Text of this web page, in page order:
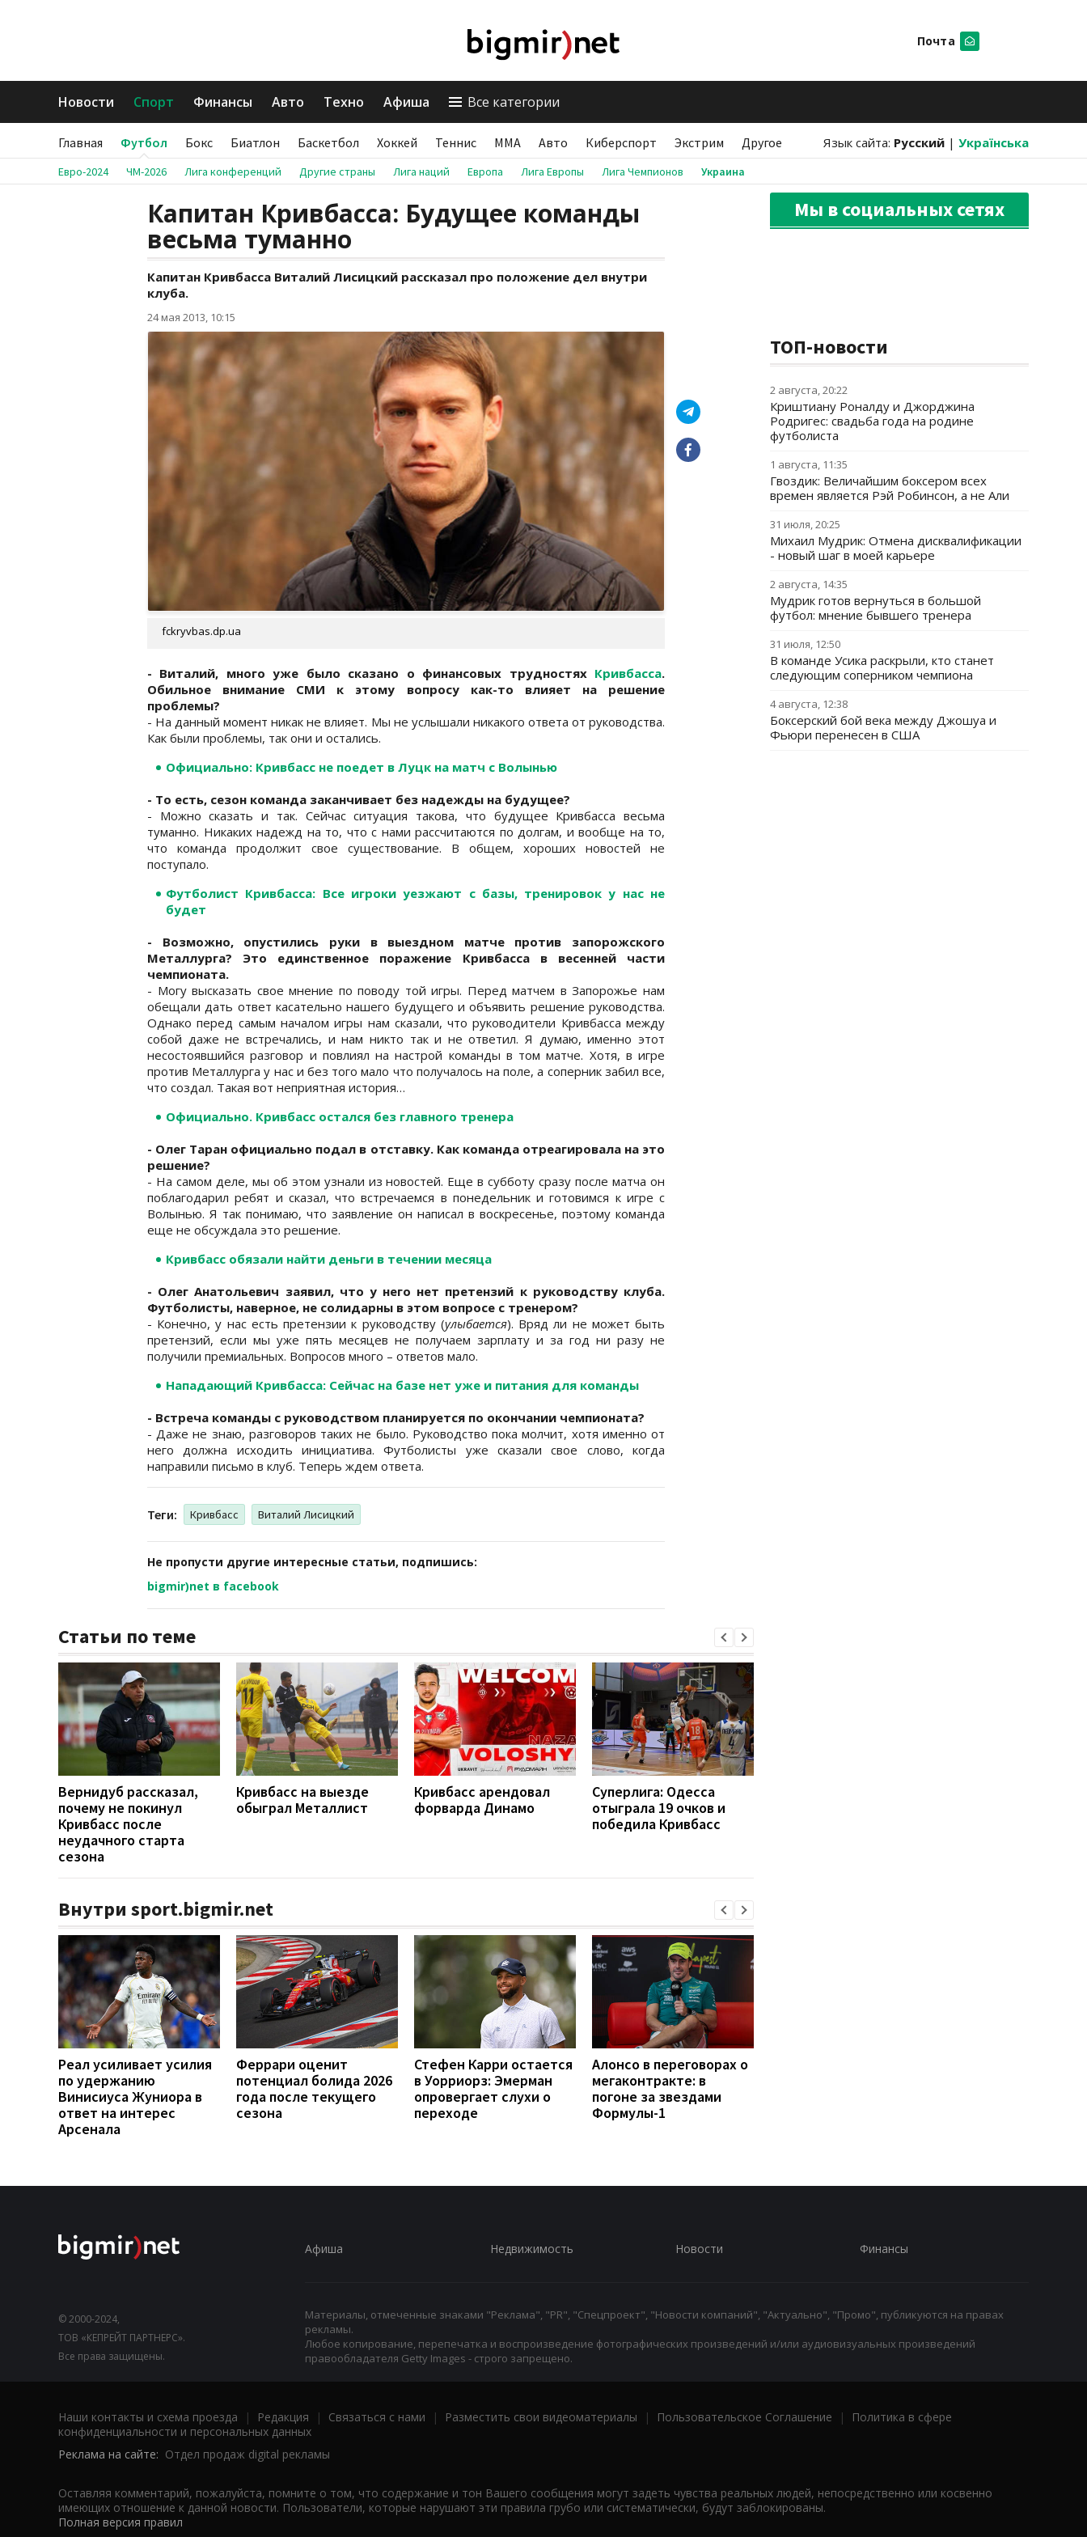
Почта
Новости Спорт Финансы Авто Техно Афиша Все категории
Главная Футбол Бокс Биатлон Баскетбол Хоккей Теннис ММА Авто Киберспорт Экстрим Другое Язык сайта: Русский | Українська
Евро-2024 ЧМ-2026 Лига конференций Другие страны Лига наций Европа Лига Европы Лига Чемпионов Украина
Капитан Кривбасса: Будущее команды
весьма туманно
Капитан Кривбасса Виталий Лисицкий рассказал про положение дел внутри
клуба.
24 мая 2013, 10:15
fckryvbas.dp.ua
- Виталий, много уже было сказано о финансовых трудностях Кривбасса.
Обильное внимание СМИ к этому вопросу как-то влияет на решение
проблемы?
- На данный момент никак не влияет. Мы не услышали никакого ответа от руководства.
Как были проблемы, так они и остались.
Официально: Кривбасс не поедет в Луцк на матч с Волынью
- То есть, сезон команда заканчивает без надежды на будущее?
- Можно сказать и так. Сейчас ситуация такова, что будущее Кривбасса весьма
туманно. Никаких надежд на то, что с нами рассчитаются по долгам, и вообще на то,
что команда продолжит свое существование. В общем, хороших новостей не
поступало.
Футболист Кривбасса: Все игроки уезжают с базы, тренировок у нас не
будет
- Возможно, опустились руки в выездном матче против запорожского
Металлурга? Это единственное поражение Кривбасса в весенней части
чемпионата.
- Могу высказать свое мнение по поводу той игры. Перед матчем в Запорожье нам
обещали дать ответ касательно нашего будущего и объявить решение руководства.
Однако перед самым началом игры нам сказали, что руководители Кривбасса между
собой даже не встречались, и нам никто так и не ответил. Я думаю, именно этот
несостоявшийся разговор и повлиял на настрой команды в том матче. Хотя, в игре
против Металлурга у нас и без того мало что получалось на поле, а соперник забил все,
что создал. Такая вот неприятная история…
Официально. Кривбасс остался без главного тренера
- Олег Таран официально подал в отставку. Как команда отреагировала на это
решение?
- На самом деле, мы об этом узнали из новостей. Еще в субботу сразу после матча он
поблагодарил ребят и сказал, что встречаемся в понедельник и готовимся к игре с
Волынью. Я так понимаю, что заявление он написал в воскресенье, поэтому команда
еще не обсуждала это решение.
Кривбасс обязали найти деньги в течении месяца
- Олег Анатольевич заявил, что у него нет претензий к руководству клуба.
Футболисты, наверное, не солидарны в этом вопросе с тренером?
- Конечно, у нас есть претензии к руководству (улыбается). Вряд ли не может быть
претензий, если мы уже пять месяцев не получаем зарплату и за год ни разу не
получили премиальных. Вопросов много – ответов мало.
Нападающий Кривбасса: Сейчас на базе нет уже и питания для команды
- Встреча команды с руководством планируется по окончании чемпионата?
- Даже не знаю, разговоров таких не было. Руководство пока молчит, хотя именно от
него должна исходить инициатива. Футболисты уже сказали свое слово, когда
направили письмо в клуб. Теперь ждем ответа.
Теги: Кривбасс Виталий Лисицкий
Не пропусти другие интересные статьи, подпишись:
bigmir)net в facebook
Статьи по теме
Вернидуб рассказал,
почему не покинул
Кривбасс после
неудачного старта
сезона
Кривбасс на выезде
обыграл Металлист
Кривбасс арендовал
форварда Динамо
Суперлига: Одесса
отыграла 19 очков и
победила Кривбасс
Внутри sport.bigmir.net
Реал усиливает усилия
по удержанию
Винисиуса Жуниора в
ответ на интерес
Арсенала
Феррари оценит
потенциал болида 2026
года после текущего
сезона
Стефен Карри остается
в Уорриорз: Эмерман
опровергает слухи о
переходе
Алонсо в переговорах о
мегаконтракте: в
погоне за звездами
Формулы-1
Мы в социальных сетях
ТОП-новости
2 августа, 20:22
Криштиану Роналду и Джорджина
Родригес: свадьба года на родине
футболиста
1 августа, 11:35
Гвоздик: Величайшим боксером всех
времен является Рэй Робинсон, а не Али
31 июля, 20:25
Михаил Мудрик: Отмена дисквалификации
- новый шаг в моей карьере
2 августа, 14:35
Мудрик готов вернуться в большой
футбол: мнение бывшего тренера
31 июля, 12:50
В команде Усика раскрыли, кто станет
следующим соперником чемпиона
4 августа, 12:38
Боксерский бой века между Джошуа и
Фьюри перенесен в США
© 2000-2024,
ТОВ «КЕПРЕЙТ ПАРТНЕРС».
Все права защищены.
Афиша Недвижимость Новости Финансы
Материалы, отмеченные знаками "Реклама", "PR", "Спецпроект", "Новости компаний", "Актуально", "Промо", публикуются на правах
рекламы.
Любое копирование, перепечатка и воспроизведение фотографических произведений и/или аудиовизуальных произведений
правообладателя Getty Images - строго запрещено.
Наши контакты и схема проезда | Редакция | Связаться с нами | Разместить свои видеоматериалы | Пользовательское Соглашение |
Политика в сфере
конфиденциальности и персональных данных
Реклама на сайте: Отдел продаж digital рекламы
Оставляя комментарий, пожалуйста, помните о том, что содержание и тон Вашего сообщения могут задеть чувства реальных людей, непосредственно или косвенно
имеющих отношение к данной новости. Пользователи, которые нарушают эти правила грубо или систематически, будут заблокированы.
Полная версия правил